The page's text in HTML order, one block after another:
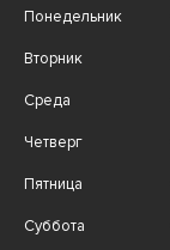
Понедельник
Вторник
Среда
Четверг
Пятница
Суббота